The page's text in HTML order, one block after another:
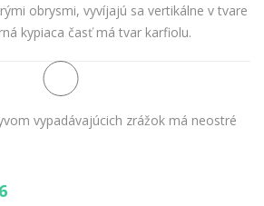
obrysmi, vyvíjajú sa vertikálne v tvare
kypiaca časť má tvar karfiolu.
vypadávajúcich zrážok má neostré